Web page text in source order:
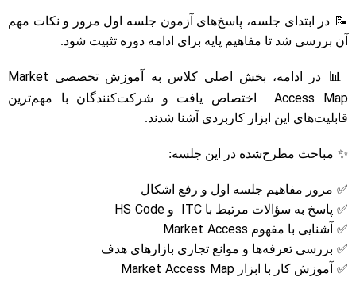
📝 در ابتدای جلسه، پاسخ‌های آزمون جلسه اول مرور و نکات مهم
آن بررسی شد تا مفاهیم پایه برای ادامه دوره تثبیت شود.
📊 در ادامه، بخش اصلی کلاس به آموزش تخصصی Market
Access Map
اختصاص یافت و شرکت‌کنندگان با مهم‌ترین
قابلیت‌های این ابزار کاربردی آشنا شدند.
✨ مباحث مطرح‌شده در این جلسه:
✅ مرور مفاهیم جلسه اول و رفع اشکال
✅ پاسخ به سؤالات مرتبط با ITC و HS Code
✅ آشنایی با مفهوم Market Access
✅ بررسی تعرفه‌ها و موانع تجاری بازارهای هدف
✅ آموزش کار با ابزار Market Access Map